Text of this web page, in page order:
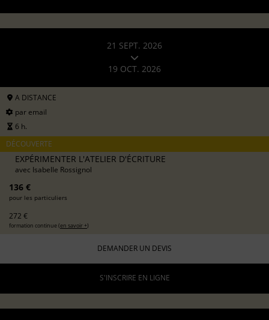
21 SEPT. 2026
19 OCT. 2026
A DISTANCE
par email
6 h.
DÉCOUVERTE
EXPÉRIMENTER L'ATELIER D'ÉCRITURE
avec Isabelle Rossignol
136 €
pour les particuliers
272 €
formation continue (en savoir +)
DEMANDER UN DEVIS
S'INSCRIRE EN LIGNE